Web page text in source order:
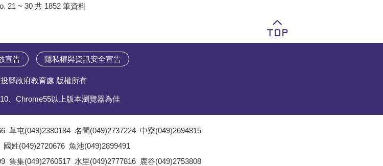
21 ~ 30 共 1852 筆資料
宣告 隱私權與資訊安全宣告
縣政府教育處 版權所有
、Chrome55以上版本瀏覽器為佳
草屯(049)2380184 名間(049)2737224 中寮(049)2694815
國姓(049)2720676 魚池(049)2899491
集集(049)2760517 水里(049)2777816 鹿谷(049)2753808